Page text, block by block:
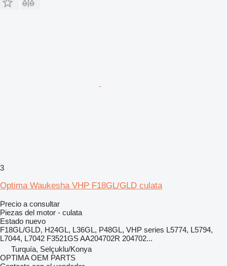
3
Optima Waukesha VHP F18GL/GLD culata
Precio a consultar
Piezas del motor - culata
Estado nuevo
F18GL/GLD, H24GL, L36GL, P48GL, VHP series L5774, L5794,
L7044, L7042 F3521GS AA204702R 204702...
Turquía, Selçuklu/Konya
OPTIMA OEM PARTS